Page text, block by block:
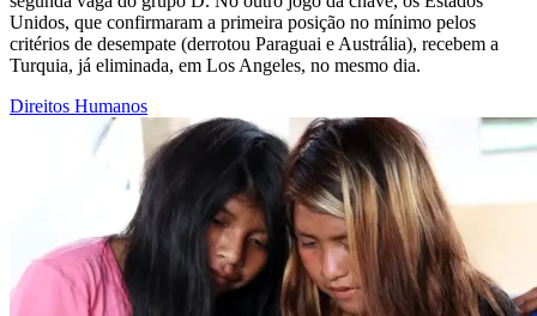
Unidos, que confirmaram a primeira posição no mínimo pelos
critérios de desempate (derrotou Paraguai e Austrália), recebem a
Turquia, já eliminada, em Los Angeles, no mesmo dia.
Direitos Humanos